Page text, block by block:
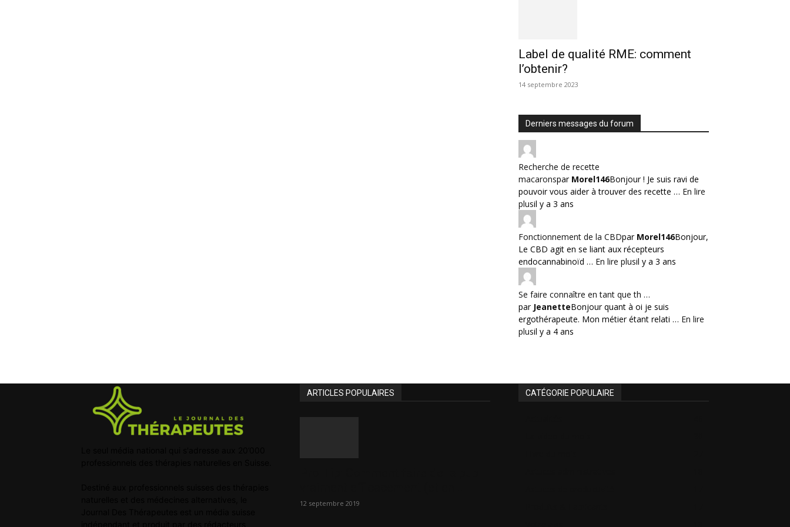
Label de qualité RME: comment
l’obtenir?
14 septembre 2023
Derniers messages du forum
Recherche de recette
macaronspar Morel146Bonjour ! Je suis ravi de
pouvoir vous aider à trouver des recette … En lire
plusil y a 3 ans
Fonctionnement de la CBDpar Morel146Bonjour,
Le CBD agit en se liant aux récepteurs
endocannabinoïd … En lire plusil y a 3 ans
Se faire connaître en tant que th …
par JeanetteBonjour quant à oi je suis
ergothérapeute. Mon métier étant relati … En lire
plusil y a 4 ans
ARTICLES POPULAIRES
12 septembre 2019
CATÉGORIE POPULAIRE